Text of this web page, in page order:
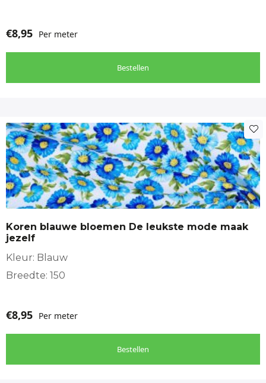
€8,95 Per meter
Bestellen
Koren blauwe bloemen De leukste mode maak
jezelf
Kleur: Blauw
Breedte: 150
€8,95 Per meter
Bestellen